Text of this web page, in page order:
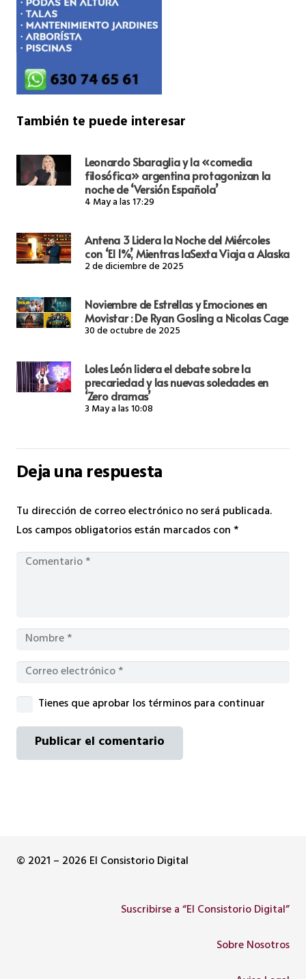
También te puede interesar
Leonardo Sbaraglia y la «comedia
filosófica» argentina protagonizan la
noche de ‘Versión Española’
4 May a las 17:29
Antena 3 Lidera la Noche del Miércoles
con ‘El 1%’, Mientras laSexta Viaja a Alaska
2 de diciembre de 2025
Noviembre de Estrellas y Emociones en
Movistar : De Ryan Gosling a Nicolas Cage
30 de octubre de 2025
Loles León lidera el debate sobre la
precariedad y las nuevas soledades en
‘Zero dramas’
3 May a las 10:08
Deja una respuesta
Tu dirección de correo electrónico no será publicada.
Los campos obligatorios están marcados con*
Tienes que aprobar los términos para continuar
Publicar el comentario
© 2021 – 2026 El Consistorio Digital
Suscribirse a “El Consistorio Digital”
Sobre Nosotros